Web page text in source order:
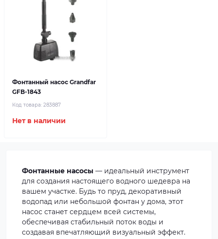
Фонтанный насос Grandfar
GFB-1843
Код товара: 283887
Нет в наличии
Фонтанные насосы — идеальный инструмент
для создания настоящего водного шедевра на
вашем участке. Будь то пруд, декоративный
водопад или небольшой фонтан у дома, этот
насос станет сердцем всей системы,
обеспечивая стабильный поток воды и
создавая впечатляющий визуальный эффект.